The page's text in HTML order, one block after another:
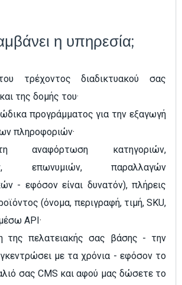
η υπηρεσία;
τρέχοντος διαδικτυακού σας
της δομής του·
προγράμματος για την εξαγωγή
πληροφοριών·
αναφόρτωση κατηγοριών,
επωνυμιών, παραλλαγών
- εφόσον είναι δυνατόν), πλήρεις
(όνομα, περιγραφή, τιμή, SKU,
API ·
της πελατειακής σας βάσης - την
με τα χρόνια - εφόσον το
σας CMS και αφού μας δώσετε το